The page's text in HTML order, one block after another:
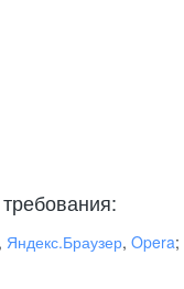
, Яндекс.Браузер, Opera;